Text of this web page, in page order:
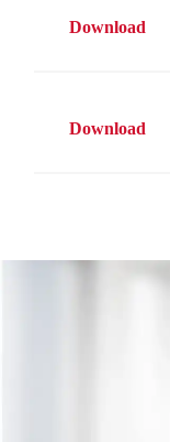
Download
Download